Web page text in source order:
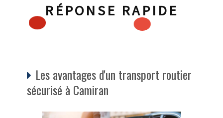
RÉPONSE RAPIDE
Les avantages d'un transport routier
sécurisé à Camiran